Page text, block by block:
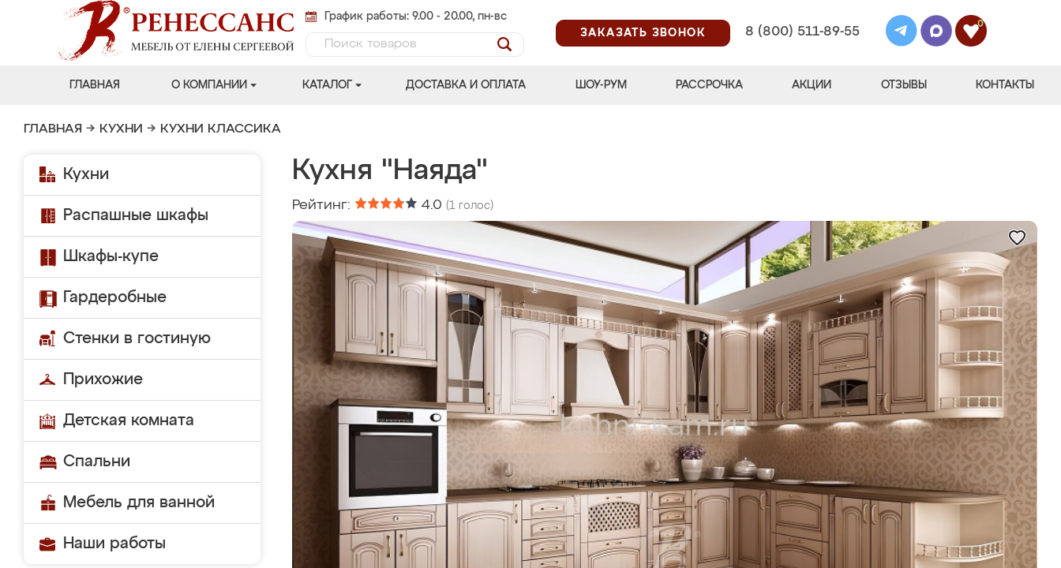
График работы: 9.00 - 20.00, пн-вс
ЗАКАЗАТЬ ЗВОНОК
8 (800) 511-89-55
0
ГЛАВНАЯ О КОМПАНИИ КАТАЛОГ ДОСТАВКА И ОПЛАТА ШОУ-РУМ РАССРОЧКА АКЦИИ ОТЗЫВЫ КОНТАКТЫ
ГЛАВНАЯ → КУХНИ → КУХНИ КЛАССИКА
Кухни
Распашные шкафы
Шкафы-купе
Гардеробные
Стенки в гостиную
Прихожие
Детская комната
Спальни
Мебель для ванной
Наши работы
Кухня "Наяда"
Рейтинг: 4.0 (1 голос)